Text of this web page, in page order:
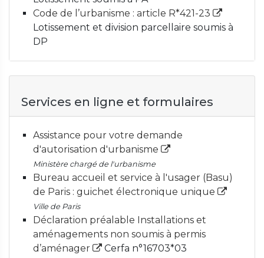
Code de l’urbanisme : article R*421-23
Lotissement et division parcellaire soumis à
DP
Services en ligne et formulaires
Assistance pour votre demande
d'autorisation d'urbanisme
Ministère chargé de l'urbanisme
Bureau accueil et service à l'usager (Basu)
de Paris : guichet électronique unique
Ville de Paris
Déclaration préalable Installations et
aménagements non soumis à permis
d’aménager
Cerfa n°16703*03